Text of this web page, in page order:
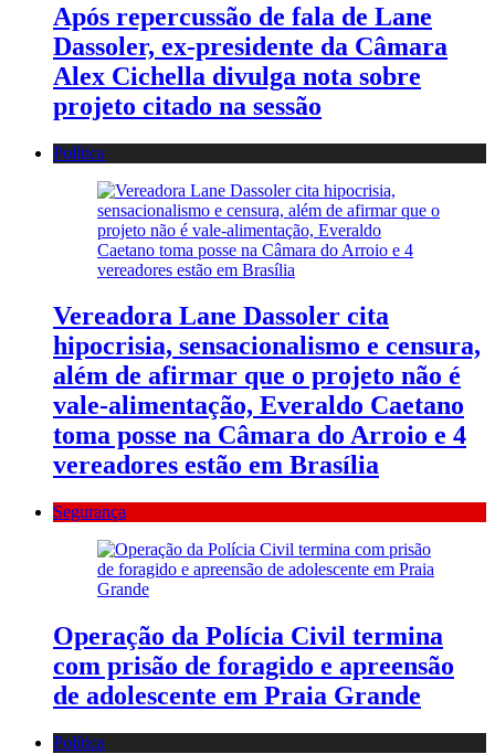
Após repercussão de fala de Lane
Dassoler, ex-presidente da Câmara
Alex Cichella divulga nota sobre
projeto citado na sessão
Política
Vereadora Lane Dassoler cita
hipocrisia, sensacionalismo e censura,
além de afirmar que o projeto não é
vale-alimentação, Everaldo Caetano
toma posse na Câmara do Arroio e 4
vereadores estão em Brasília
Segurança
Operação da Polícia Civil termina
com prisão de foragido e apreensão
de adolescente em Praia Grande
Política